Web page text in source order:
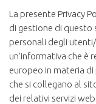
La presente Privacy
di gestione di
personali degli
un’informativa che è
europeo in materia
che si collegano al
dei relativi servizi